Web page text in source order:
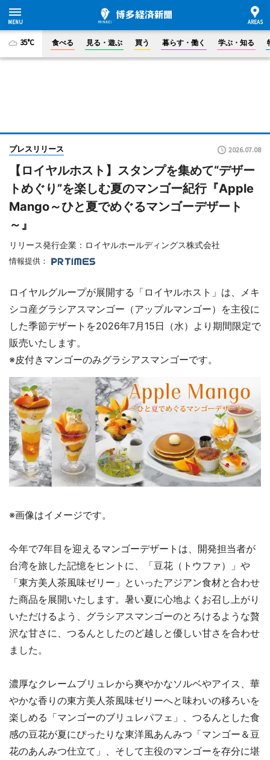
35°C 食べる 見る・遊ぶ 買う 暮らす・働く 学ぶ・知る
プレスリリース 2026.07.08
【ロイヤルホスト】スタンプを集めて“デザー
トめぐり”を楽しむ夏のマンゴー紀行『Apple
Mango～ひと夏でめぐるマンゴーデザート
～』
リリース発行企業：ロイヤルホールディングス株式会社
情報提供：
ロイヤルグループが展開する「ロイヤルホスト」は、メキ
シコ産グラシアスマンゴー（アップルマンゴー）を主役に
した季節デザートを2026年7月15日（水）より期間限定で
販売いたします。
※皮付きマンゴーのみグラシアスマンゴーです。
※画像はイメージです。
今年で7年目を迎えるマンゴーデザートは、開発担当者が
台湾を旅した記憶をヒントに、「豆花（トウファ）」や
「東方美人茶風味ゼリー」といったアジアン食材と合わせ
た商品を展開いたします。暑い夏に心地よくお召し上がり
いただけるよう、グラシアスマンゴーのとろけるような贅
沢な甘さに、つるんとしたのど越しと優しい甘さを合わせ
ました。
濃厚なクレームブリュレから爽やかなソルベやアイス、華
やかな香りの東方美人茶風味ゼリーへと味わいの移ろいを
楽しめる「マンゴーのブリュレパフェ」、つるんとした食
感の豆花が夏にぴったりな東洋風あんみつ「マンゴー＆豆
花のあんみつ仕立て」、そして主役のマンゴーを存分に堪